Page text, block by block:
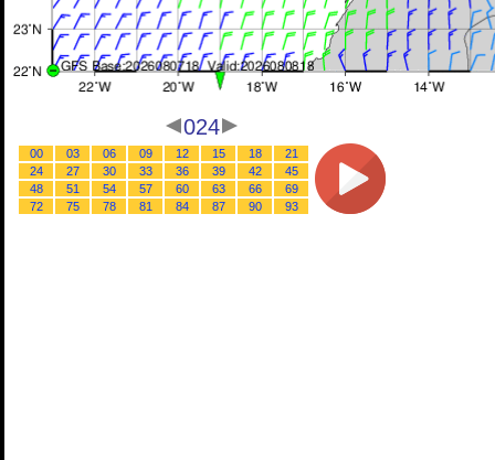
024
00 03 06 09 12 15 18
21
24
27 30 33 36 39 42
45
48
51 54 57 60 63 66
69
72
75 78 81 84 87 90 93